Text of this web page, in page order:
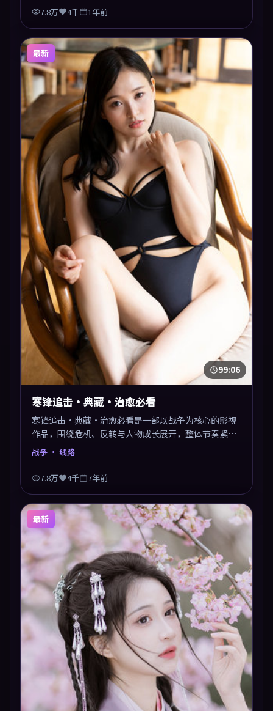
7.8万 4千 1年前
最新
99:06
寒锋追击·典藏·治愈必看
寒锋追击·典藏·治愈必看是一部以战争为核心的影视
作品，围绕危机、反转与人物成长展开，整体节奏紧
凑，值得推荐观看。
战争 · 线路
7.8万 4千 7年前
最新